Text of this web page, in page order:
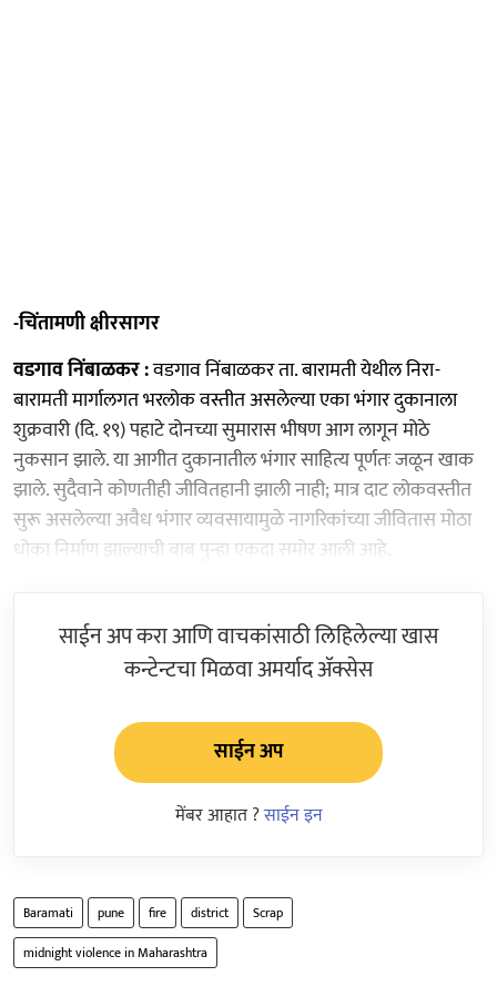
-चिंतामणी क्षीरसागर
वडगाव निंबाळकर :वडगाव निंबाळकर ता. बारामती येथील निरा-
बारामती मार्गालगत भरलोक वस्तीत असलेल्या एका भंगार दुकानाला
शुक्रवारी (दि. १९) पहाटे दोनच्या सुमारास भीषण आग लागून मोठे
नुकसान झाले. या आगीत दुकानातील भंगार साहित्य पूर्णतः जळून खाक
झाले. सुदैवाने कोणतीही जीवितहानी झाली नाही; मात्र दाट लोकवस्तीत
सुरू असलेल्या अवैध भंगार व्यवसायामुळे नागरिकांच्या जीवितास मोठा
धोका निर्माण झाल्याची बाब पुन्हा एकदा समोर आली आहे.
साईन अप करा आणि वाचकांसाठी लिहिलेल्या खास
कन्टेन्टचा मिळवा अमर्याद ॲक्सेस
साईन अप
मेंबर आहात ?साईन इन
Baramati pune fire district
Scrap
midnight violence in Maharashtra